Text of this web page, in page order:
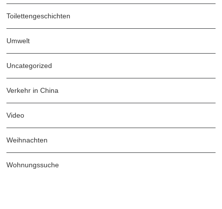
Toilettengeschichten
Umwelt
Uncategorized
Verkehr in China
Video
Weihnachten
Wohnungssuche